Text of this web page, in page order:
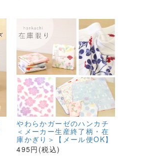
やわらかガーゼのハンカチ
＜メーカー生産終了柄・在
庫かぎり＞【メール便OK】
495円(税込)